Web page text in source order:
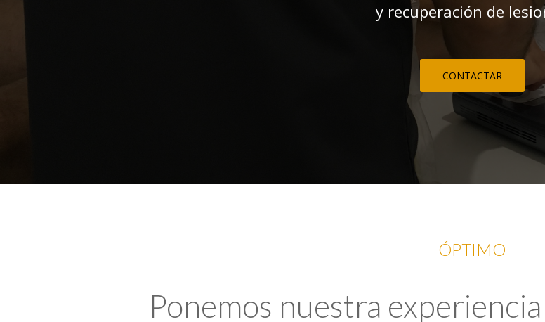
y recuperación de
CONTACTAR
ÓPTIMO
Ponemos nuestra